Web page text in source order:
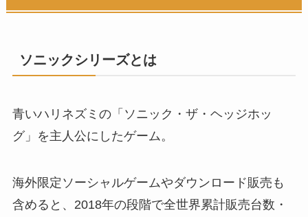
ソニックシリーズとは
青いハリネズミの「ソニック・ザ・ヘッジホッ
グ」を主人公にしたゲーム。
海外限定ソーシャルゲームやダウンロード販売も
含めると、2018年の段階で全世界累計販売台数・